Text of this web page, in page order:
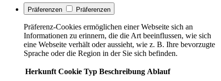
Präferenzen Präferenzen
Präferenz-Cookies ermöglichen einer Webseite sich an
Informationen zu erinnern, die die Art beeinflussen, wie sich
eine Webseite verhält oder aussieht, wie z. B. Ihre bevorzugte
Sprache oder die Region in der Sie sich befinden.
Herkunft Cookie Typ Beschreibung Ablauf